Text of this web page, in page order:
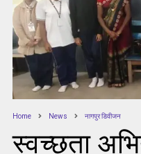
Home News नागपुर डिवीजन
स्वच्छता